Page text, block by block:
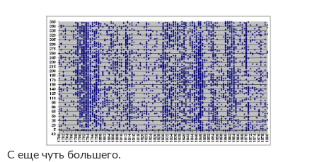
С еще чуть большего.